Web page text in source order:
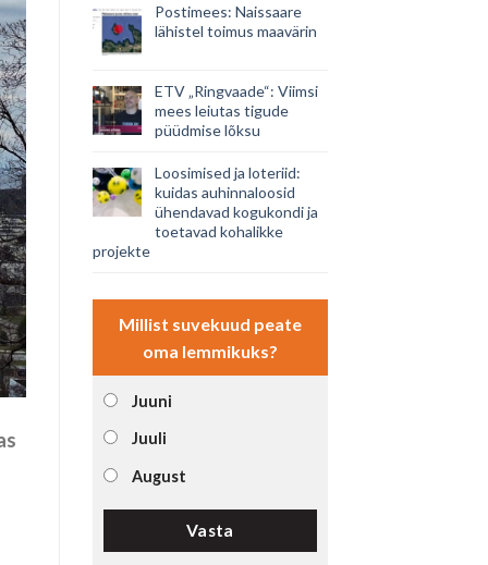
Postimees: Naissaare
lähistel toimus maavärin
ETV „Ringvaade“: Viimsi
mees leiutas tigude
püüdmise lõksu
Loosimised ja loteriid:
kuidas auhinnaloosid
ühendavad kogukondi ja
toetavad kohalikke
projekte
Millist suvekuud peate
oma lemmikuks?
Juuni
Juuli
August